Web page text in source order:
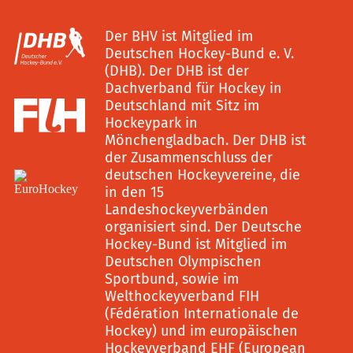
Der BHV ist Mitglied im
Deutschen Hockey-Bund e. V.
(DHB). Der DHB ist der
Dachverband für Hockey in
Deutschland mit Sitz im
Hockeypark in
Mönchengladbach. Der DHB ist
der Zusammenschluss der
deutschen Hockeyvereine, die
in den 15
Landeshockeyverbänden
organisiert sind. Der Deutsche
Hockey-Bund ist Mitglied im
Deutschen Olympischen
Sportbund, sowie im
Welthockeyverband FIH
(Fédération Internationale de
Hockey) und im europäischen
Hockeyverband EHF (European